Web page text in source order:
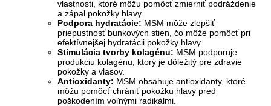
vlastnosti, ktoré môžu pomôcť zmierniť podráždenie
a zápal pokožky hlavy.
Podpora hydratácie: MSM môže zlepšiť
priepustnosť bunkových stien, čo môže pomôcť pri
efektívnejšej hydratácii pokožky hlavy.
Stimulácia tvorby kolagénu: MSM podporuje
produkciu kolagénu, ktorý je dôležitý pre zdravie
pokožky a vlasov.
Antioxidanty: MSM obsahuje antioxidanty, ktoré
môžu pomôcť chrániť pokožku hlavy pred
poškodením voľnými radikálmi.